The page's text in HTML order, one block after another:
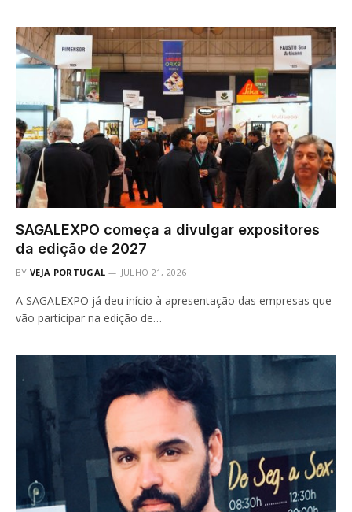
SAGALEXPO começa a divulgar expositores
da edição de 2027
BY VEJA PORTUGAL JULHO 21, 2026
A SAGALEXPO já deu início à apresentação das empresas que
vão participar na edição de…